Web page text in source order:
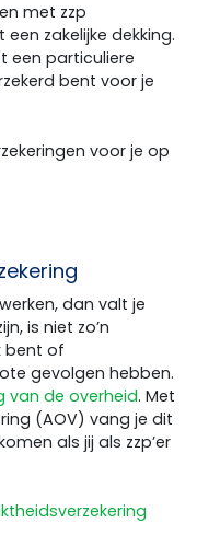
met zzp
een zakelijke dekking.
een particuliere
bent voor je
voor je op
dan valt je
is niet zo’n
bent of
gevolgen hebben.
van de overheid. Met
(AOV) vang je dit
als jij als zzp’er